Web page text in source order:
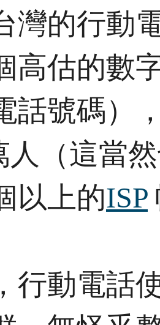
灣的行動
高估的數
話號碼）
人（這當
以上的ISP
行動電話